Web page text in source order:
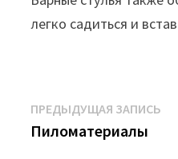
легко садиться и
Навигация
по
ПРЕДЫДУЩАЯ ЗАПИСЬ
Пиломатериалы